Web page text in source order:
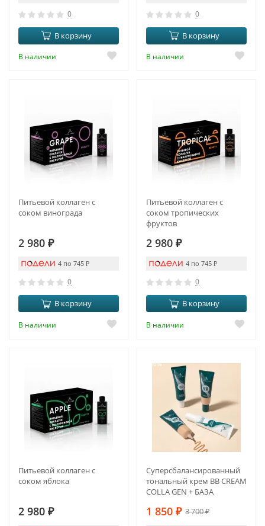
0
В корзину
В наличии
0
В корзину
В наличии
Питьевой коллаген с
соком винограда
2 980 ₽
4 по 745 ₽
0
В корзину
В наличии
Питьевой коллаген с
соком тропических
фруктов
2 980 ₽
4 по 745 ₽
0
В корзину
В наличии
Питьевой коллаген с
соком яблока
2 980 ₽
-50%
Суперсбалансированный
тональный крем BB CREAM
COLLA GEN + БАЗА
1 850 ₽ 3 700₽